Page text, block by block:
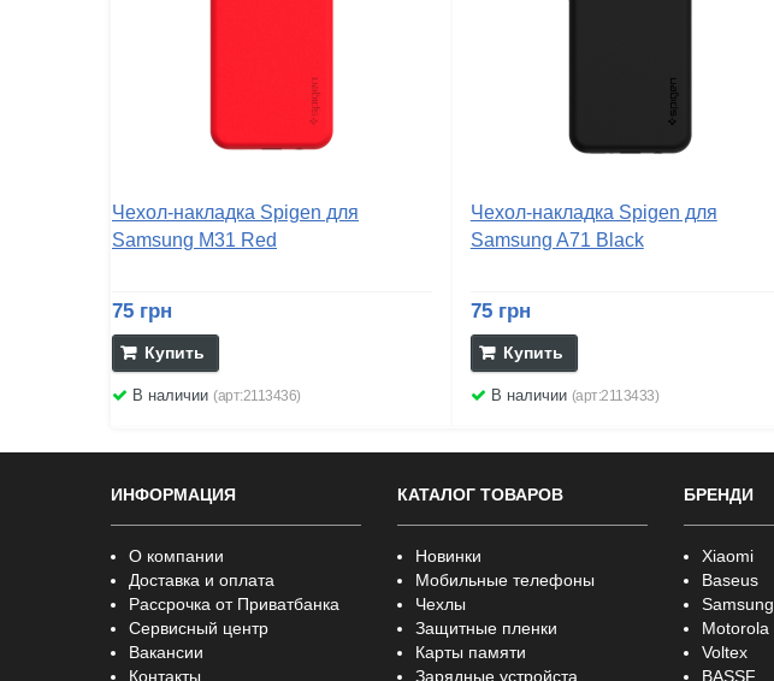
Чехол-накладка Spigen для
Samsung M31 Red
75 грн
Купить
В наличии (арт:2113436)
Чехол-накладка Spigen для
Samsung A71 Black
75 грн
Купить
В наличии (арт:2113433)
ИНФОРМАЦИЯ
О компании
Доставка и оплата
Рассрочка от Приватбанка
Сервисный центр
Вакансии
Контакты
КАТАЛОГ ТОВАРОВ
Новинки
Мобильные телефоны
Чехлы
Защитные пленки
Карты памяти
Зарядные устройста
БРЕНДИ
Xiaomi
Baseus
Samsung
Motorola
Voltex
BASSF